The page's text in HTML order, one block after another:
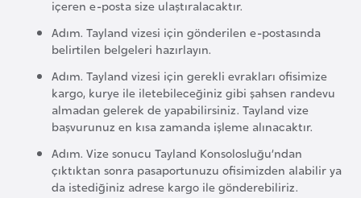
içeren e-posta size ulaştıralacaktır.
Adım. Tayland vizesi için gönderilen e-postasında
belirtilen belgeleri hazırlayın.
Adım. Tayland vizesi için gerekli evrakları ofisimize
kargo, kurye ile iletebileceğiniz gibi şahsen randevu
almadan gelerek de yapabilirsiniz. Tayland vize
başvurunuz en kısa zamanda işleme alınacaktır.
Adım. Vize sonucu Tayland Konsolosluğu’ndan
çıktıktan sonra pasaportunuzu ofisimizden alabilir ya
da istediğiniz adrese kargo ile gönderebiliriz.